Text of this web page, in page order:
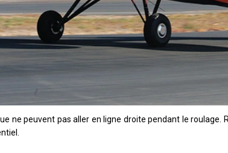
ne peuvent pas aller en ligne droite pendant le